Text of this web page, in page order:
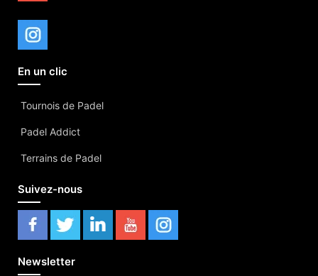
En un clic
Tournois de Padel
Padel Addict
Terrains de Padel
Suivez-nous
Newsletter